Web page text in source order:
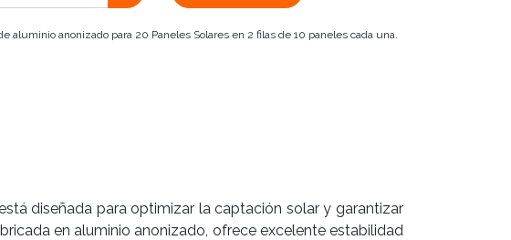
aluminio anonizado para 20 Paneles Solares en 2 filas de 10 paneles cada una.
diseñada para optimizar la captación solar y garantizar
en aluminio anonizado, ofrece excelente estabilidad